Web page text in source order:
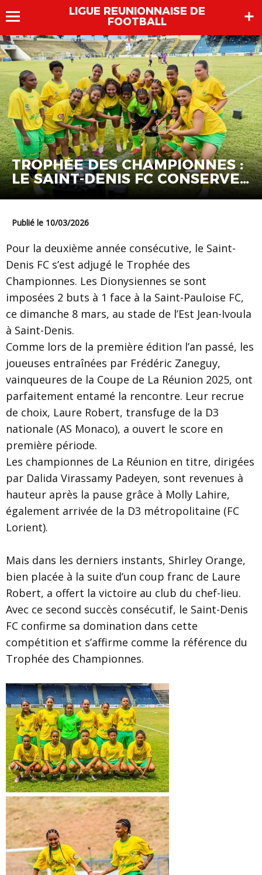
LIGUE REUNIONNAISE DE
FOOTBALL
TROPHÉE DES CHAMPIONNES :
LE SAINT-DENIS FC CONSERVE
SA COURONNE
Publié le 10/03/2026
Pour la deuxième année consécutive, le Saint-
Denis FC s’est adjugé le Trophée des
Championnes. Les Dionysiennes se sont
imposées 2 buts à 1 face à la Saint-Pauloise FC,
ce dimanche 8 mars, au stade de l’Est Jean-Ivoula
à Saint-Denis.
Comme lors de la première édition l’an passé, les
joueuses entraînées par Frédéric Zaneguy,
vainqueures de la Coupe de La Réunion 2025, ont
parfaitement entamé la rencontre. Leur recrue
de choix, Laure Robert, transfuge de la D3
nationale (AS Monaco), a ouvert le score en
première période.
Les championnes de La Réunion en titre, dirigées
par Dalida Virassamy Padeyen, sont revenues à
hauteur après la pause grâce à Molly Lahire,
également arrivée de la D3 métropolitaine (FC
Lorient).
Mais dans les derniers instants, Shirley Orange,
bien placée à la suite d’un coup franc de Laure
Robert, a offert la victoire au club du chef-lieu.
Avec ce second succès consécutif, le Saint-Denis
FC confirme sa domination dans cette
compétition et s’affirme comme la référence du
Trophée des Championnes.